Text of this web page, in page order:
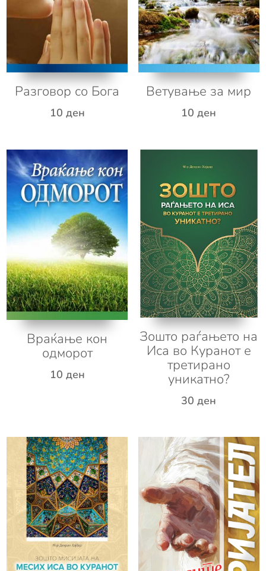
Разговор со Бога
10 ден
Ветување за мир
10ден
Враќање кон
одморот
10 ден
Зошто раѓањето на
Иса во Куранот е
третирано
уникатно?
30ден